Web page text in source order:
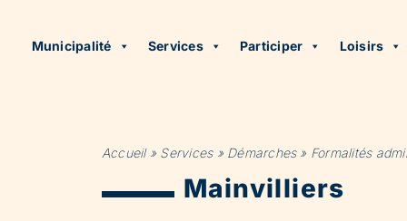
Municipalité Services Participer Loisirs
Accueil» Services» Démarches» Formalités
Mainvilliers